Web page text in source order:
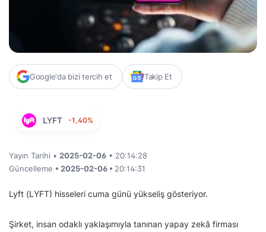
Google'da bizi tercih et Takip Et
LYFT -1,40%
Yayın Tarihi • 2025-02-06 • 20:14:28
Güncelleme • 2025-02-06 • 20:14:31
Lyft (LYFT) hisseleri cuma günü yükseliş gösteriyor.
Şirket, insan odaklı yaklaşımıyla tanınan yapay zekâ firması